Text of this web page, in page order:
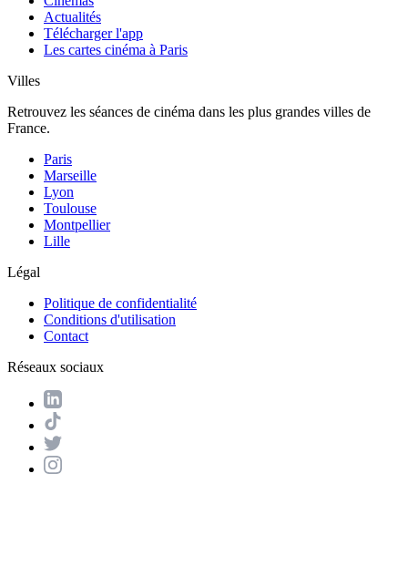
Actualités
Télécharger l'app
Les cartes cinéma à Paris
Villes
Retrouvez les séances de cinéma dans les plus grandes villes de
France.
Paris
Marseille
Lyon
Toulouse
Montpellier
Lille
Légal
Politique de confidentialité
Conditions d'utilisation
Contact
Réseaux sociaux